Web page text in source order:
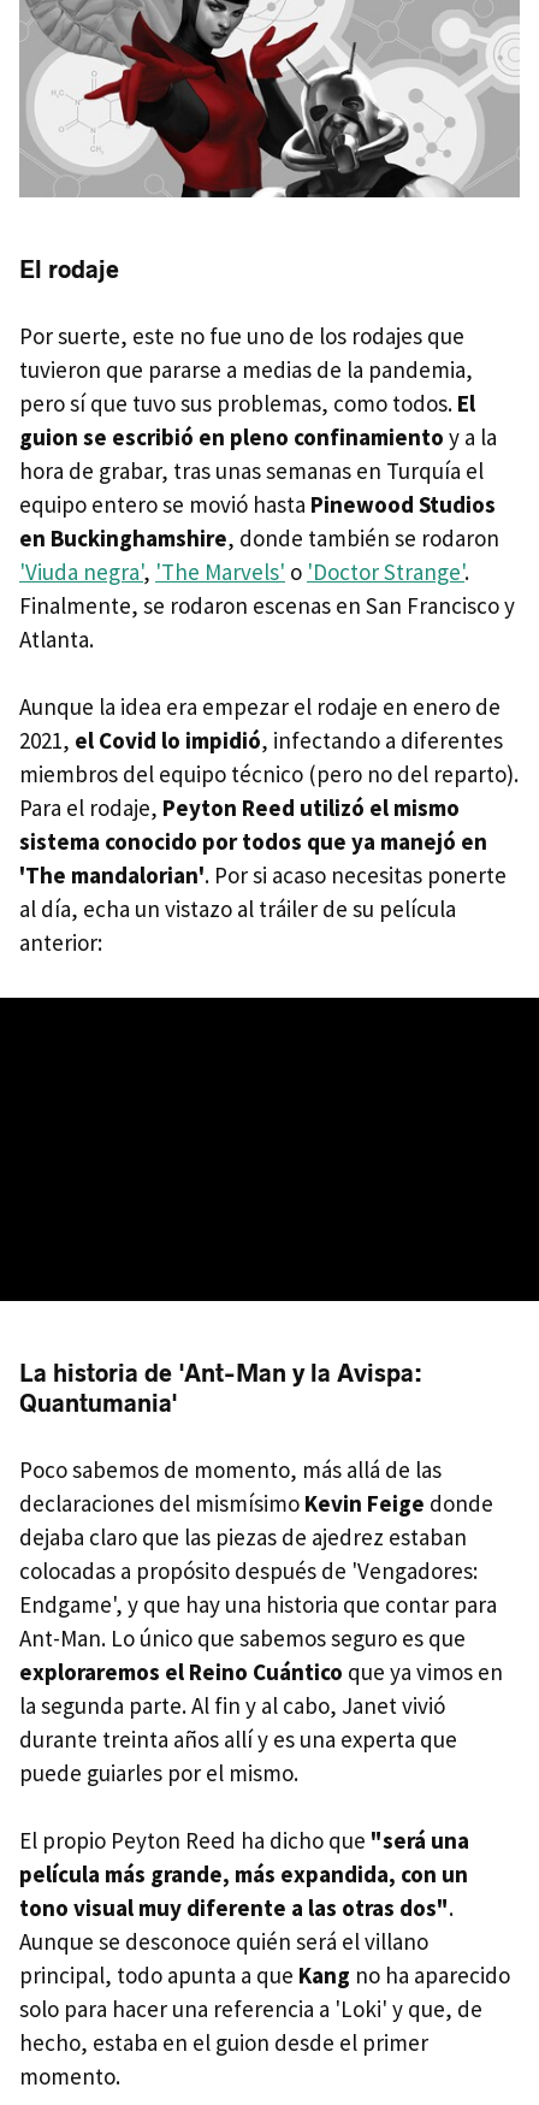
El rodaje
Por suerte, este no fue uno de los rodajes que
tuvieron que pararse a medias de la pandemia,
pero sí que tuvo sus problemas, como todos. El
guion se escribió en pleno confinamiento y a la
hora de grabar, tras unas semanas en Turquía el
equipo entero se movió hasta Pinewood Studios
en Buckinghamshire, donde también se rodaron
'Viuda negra', 'The Marvels' o 'Doctor Strange'.
Finalmente, se rodaron escenas en San Francisco y
Atlanta.
Aunque la idea era empezar el rodaje en enero de
2021, el Covid lo impidió, infectando a diferentes
miembros del equipo técnico (pero no del reparto).
Para el rodaje, Peyton Reed utilizó el mismo
sistema conocido por todos que ya manejó en
'The mandalorian'. Por si acaso necesitas ponerte
al día, echa un vistazo al tráiler de su película
anterior:
La historia de 'Ant-Man y la Avispa:
Quantumania'
Poco sabemos de momento, más allá de las
declaraciones del mismísimo Kevin Feige donde
dejaba claro que las piezas de ajedrez estaban
colocadas a propósito después de 'Vengadores:
Endgame', y que hay una historia que contar para
Ant-Man. Lo único que sabemos seguro es que
exploraremos el Reino Cuántico que ya vimos en
la segunda parte. Al fin y al cabo, Janet vivió
durante treinta años allí y es una experta que
puede guiarles por el mismo.
El propio Peyton Reed ha dicho que "será una
película más grande, más expandida, con un
tono visual muy diferente a las otras dos".
Aunque se desconoce quién será el villano
principal, todo apunta a que Kang no ha aparecido
solo para hacer una referencia a 'Loki' y que, de
hecho, estaba en el guion desde el primer
momento.